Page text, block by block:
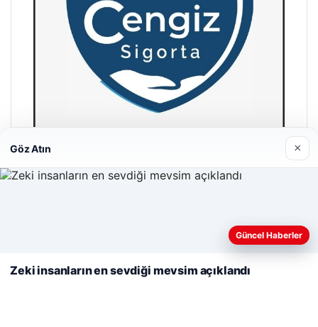
Cengiz Sigorta
deneyiminizi kişiselleştirmek ve geliştirmek amacıyla çerezler
Reddet Kabul Et
Göz Atın ×
Güncel Haberler
Zeki insanların en sevdiği mevsim açıklandı